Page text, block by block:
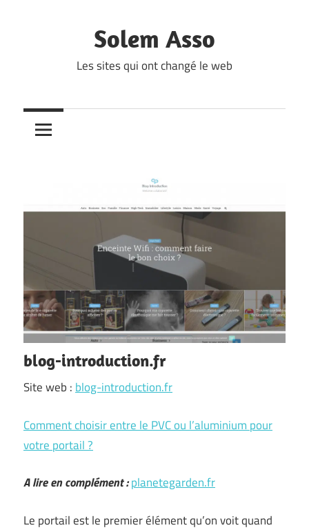
Solem Asso
Les sites qui ont changé le web
blog-introduction.fr
Site web : blog-introduction.fr
Comment choisir entre le PVC ou l’aluminium pour
votre portail ?
A lire en complément :planetegarden.fr
Le portail est le premier élément qu’on voit quand